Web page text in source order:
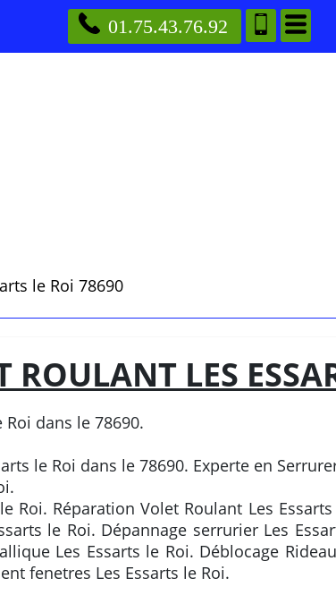
01.75.43.76.92
le Roi 78690
ROULANT LES
dans le 78690.
le Roi dans le 78690. Experte en
Roi. Réparation Volet Roulant Les
le Roi. Dépannage serrurier Les
Les Essarts le Roi. Déblocage
fenetres Les Essarts le Roi.